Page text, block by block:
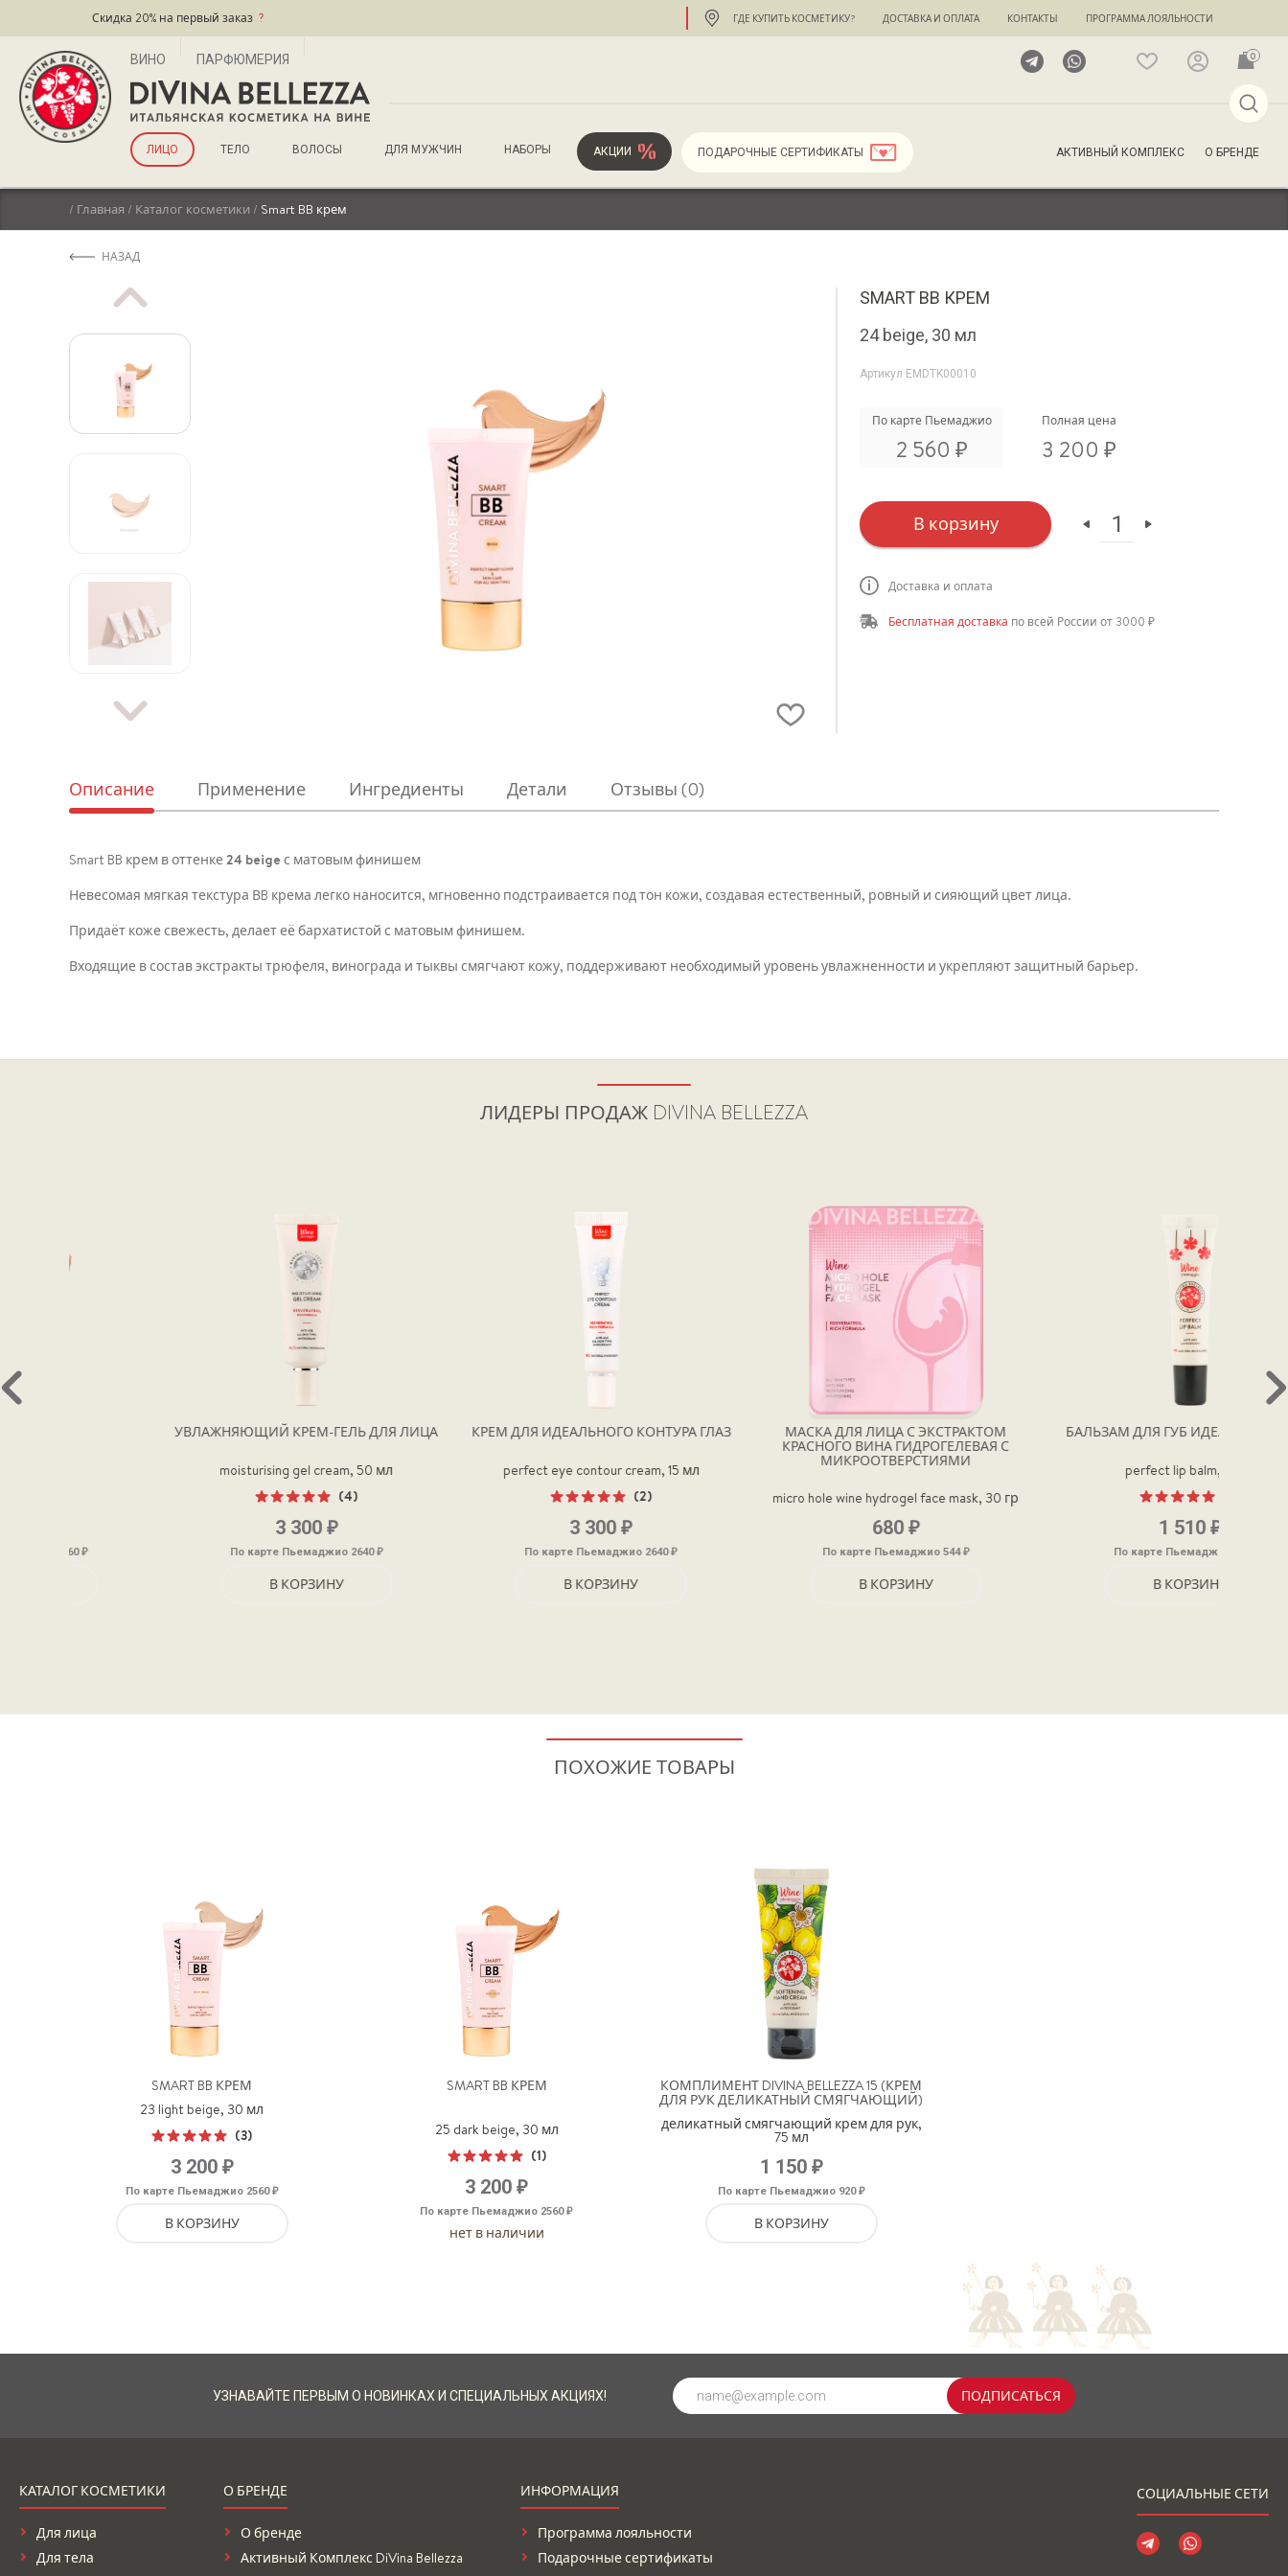
Скидка 20% на первый заказ ? ГДЕ КУПИТЬ КОСМЕТИКУ? ДОСТАВКА И ОПЛАТА КОНТАКТЫ ПРОГРАММА ЛОЯЛЬНОСТИ
ВИНО ПАРФЮМЕРИЯ 0
ЛИЦО ТЕЛО ВОЛОСЫ ДЛЯ МУЖЧИН НАБОРЫ АКЦИИ ПОДАРОЧНЫЕ СЕРТИФИКАТЫ АКТИВНЫЙ КОМПЛЕКС О БРЕНДЕ
/ Главная / Каталог косметики / Smart BB крем
НАЗАД
SMART BB КРЕМ
24 beige, 30 мл
Артикул EMDTK00010
По карте Пьемаджио
2 560 ₽
Полная цена
3 200 ₽
в корзину
Доставка и оплата
Бесплатная доставка по всей России от 3000 ₽
Описание Применение Ингредиенты Детали Отзывы (0)
Smart BB крем в оттенке24 beige с матовым финишем
Невесомая мягкая текстура ВB крема легко наносится, мгновенно подстраивается под тон кожи, создавая естественный, ровный и сияющий цвет лица.
Придаёт коже свежесть, делает её бархатистой с матовым финишем.
Входящие в состав экстракты трюфеля, винограда и тыквы смягчают кожу, поддерживают необходимый уровень увлажненности и укрепляют защитный барьер.
ЛИДЕРЫ ПРОДАЖ DIVINA BELLEZZA
УВЛАЖНЯЮЩИЙ КРЕМ-ГЕЛЬ ДЛЯ ЛИЦА
moisturising gel cream, 50 мл
По карте Пьемаджио 2640₽
КРЕМ ДЛЯ ИДЕАЛЬНОГО КОНТУРА ГЛАЗ
perfect eye contour cream, 15 мл
По карте Пьемаджио 2640₽
МАСКА ДЛЯ ЛИЦА С ЭКСТРАКТОМ
КРАСНОГО ВИНА ГИДРОГЕЛЕВАЯ С
МИКРООТВЕРСТИЯМИ
micro hole wine hydrogel face mask, 30 гр
По карте Пьемаджио 544₽
БАЛЬЗАМ ДЛЯ ГУБ ИДЕАЛЬНЫЙ УХОД
perfect lip balm, 15 мл
По карте Пьемаджио 1208₽
ПОХОЖИЕ ТОВАРЫ
SMART BB КРЕМ
23 light beige, 30 мл
5.00из 5
(3)
3 200 ₽
По карте Пьемаджио 2560₽
В КОРЗИНУ
SMART BB КРЕМ
25 dark beige, 30 мл
5.00из 5
(1)
3 200 ₽
По карте Пьемаджио 2560₽
нет в наличии
КОМПЛИМЕНТ DIVINA BELLEZZA 15 (КРЕМ
ДЛЯ РУК ДЕЛИКАТНЫЙ СМЯГЧАЮЩИЙ)
деликатный смягчающий крем для рук,
75 мл
1 150 ₽
По карте Пьемаджио 920₽
В КОРЗИНУ
УЗНАВАЙТЕ ПЕРВЫМ О НОВИНКАХ И СПЕЦИАЛЬНЫХ АКЦИЯХ! ПОДПИСАТЬСЯ
КАТАЛОГ КОСМЕТИКИ
Для лица
Для тела
О БРЕНДЕ
О бренде
Активный Комплекс DiVina Bellezza
ИНФОРМАЦИЯ
Программа лояльности
Подарочные сертификаты
СОЦИАЛЬНЫЕ СЕТИ